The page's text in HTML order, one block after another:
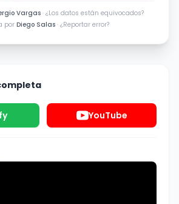
Vargas· ¿Los datos están equivocados?
por Diego Salas · ¿Reportar error?
YouTube